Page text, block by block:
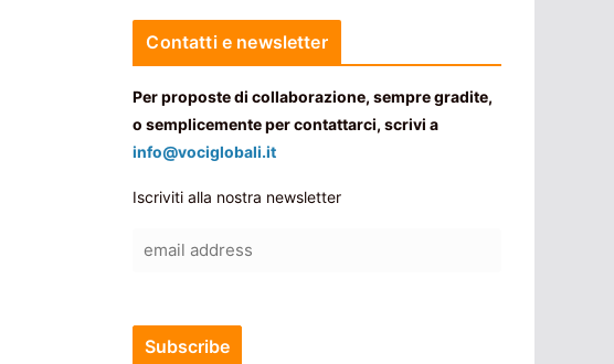
Contatti e newsletter
Per proposte di collaborazione, sempre gradite,
o semplicemente per contattarci, scrivi a
info@vociglobali.it
Iscriviti alla nostra newsletter